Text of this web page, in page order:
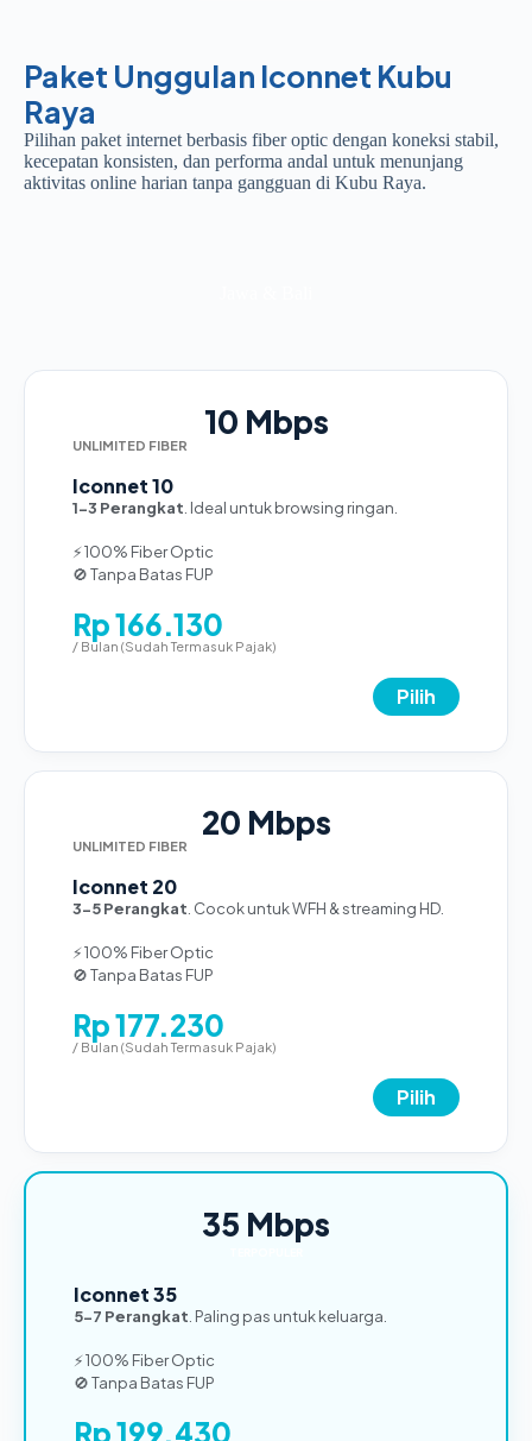
Paket Unggulan Iconnet Kubu
Raya
Pilihan paket internet berbasis fiber optic dengan koneksi stabil,
kecepatan konsisten, dan performa andal untuk menunjang
aktivitas online harian tanpa gangguan di Kubu Raya.
10 Mbps
UNLIMITED FIBER
Iconnet 10
1-3 Perangkat . Ideal untuk browsing ringan.
⚡ 100% Fiber Optic
🚫 Tanpa Batas FUP
Rp 166.130
/ Bulan (Sudah Termasuk Pajak)
Pilih
20 Mbps
UNLIMITED FIBER
Iconnet 20
3-5 Perangkat . Cocok untuk WFH & streaming HD.
⚡ 100% Fiber Optic
🚫 Tanpa Batas FUP
Rp 177.230
/ Bulan (Sudah Termasuk Pajak)
Pilih
35 Mbps
Iconnet 35
5-7 Perangkat . Paling pas untuk keluarga.
⚡ 100% Fiber Optic
🚫 Tanpa Batas FUP
Rp 199.430